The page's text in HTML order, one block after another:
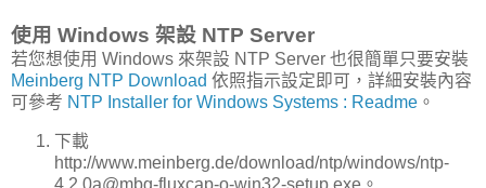
使用 Windows 架設 NTP Server
若您想使用 Windows 來架設 NTP Server 也很簡單只要安裝
Meinberg NTP Download 依照指示設定即可，詳細安裝內容
可參考 NTP Installer for Windows Systems : Readme 。
下載
http://www.meinberg.de/download/ntp/windows/ntp-
4.2.0a@mbg-fluxcap-o-win32-setup.exe。